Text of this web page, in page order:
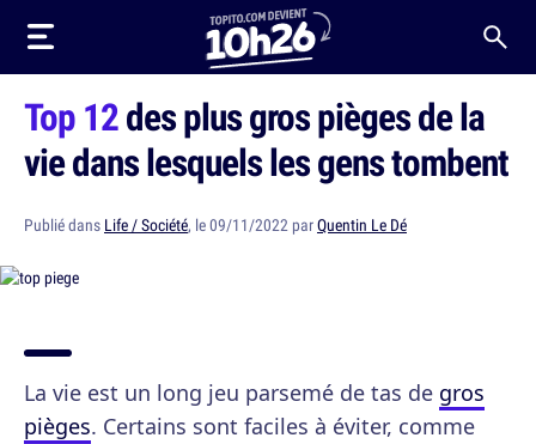
Top 12des plus gros pièges de la
vie dans lesquels les gens tombent
Publié dans Life / Société, le 09/11/2022 parQuentin Le Dé
La vie est un long jeu parsemé de tas de gros
pièges. Certains sont faciles à éviter, comme